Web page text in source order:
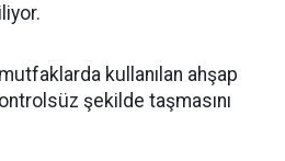
kullanılan ahşap
şekilde taşmasını